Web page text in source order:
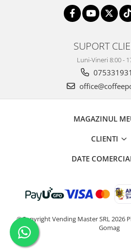
SUPORT
Luni-Vineri 8:00 -
MAGAZINUL
CLIENTI
DATE
©Copyright Vending Master SRL 2026
Gomag